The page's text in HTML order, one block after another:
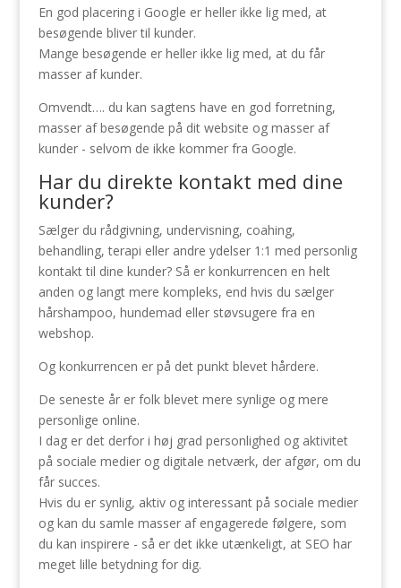
En god placering i Google er heller ikke lig med, at
besøgende bliver til kunder.
Mange besøgende er heller ikke lig med, at du får
masser af kunder.
Omvendt…. du kan sagtens have en god forretning,
masser af besøgende på dit website og masser af
kunder - selvom de ikke kommer fra Google.
Har du direkte kontakt med dine
kunder?
Sælger du rådgivning, undervisning, coahing,
behandling, terapi eller andre ydelser 1:1 med personlig
kontakt til dine kunder? Så er konkurrencen en helt
anden og langt mere kompleks, end hvis du sælger
hårshampoo, hundemad eller støvsugere fra en
webshop.
Og konkurrencen er på det punkt blevet hårdere.
De seneste år er folk blevet mere synlige og mere
personlige online.
I dag er det derfor i høj grad personlighed og aktivitet
på sociale medier og digitale netværk, der afgør, om du
får succes.
Hvis du er synlig, aktiv og interessant på sociale medier
og kan du samle masser af engagerede følgere, som
du kan inspirere - så er det ikke utænkeligt, at SEO har
meget lille betydning for dig.